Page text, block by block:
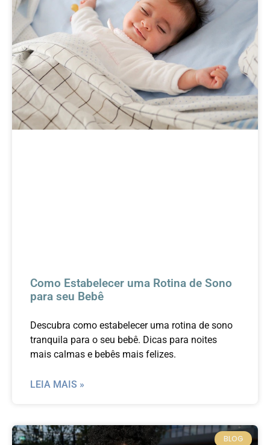
Como Estabelecer uma Rotina de Sono
para seu Bebê
Descubra como estabelecer uma rotina de sono
tranquila para o seu bebê. Dicas para noites
mais calmas e bebês mais felizes.
LEIA MAIS »
BLOG